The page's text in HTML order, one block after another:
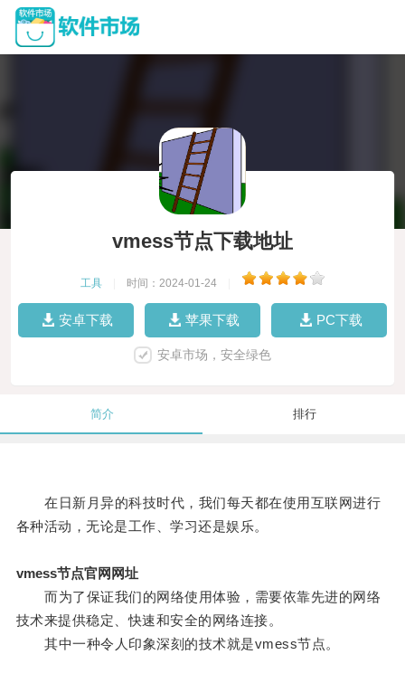
vmess节点下载地址
工具 时间：2024-01-24
安卓下载 苹果下载 PC下载
安卓市场，安全绿色
简介 排行
在日新月异的科技时代，我们每天都在使用互联网进行
各种活动，无论是工作、学习还是娱乐。
vmess节点官网网址
而为了保证我们的网络使用体验，需要依靠先进的网络
技术来提供稳定、快速和安全的网络连接。
其中一种令人印象深刻的技术就是vmess节点。